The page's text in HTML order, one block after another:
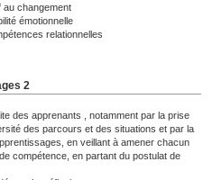
au changement
émotionnelle
relationnelles
2
des apprenants , notamment par la prise
des parcours et des situations et par la
en veillant à amener chacun
compétence, en partant du postulat de